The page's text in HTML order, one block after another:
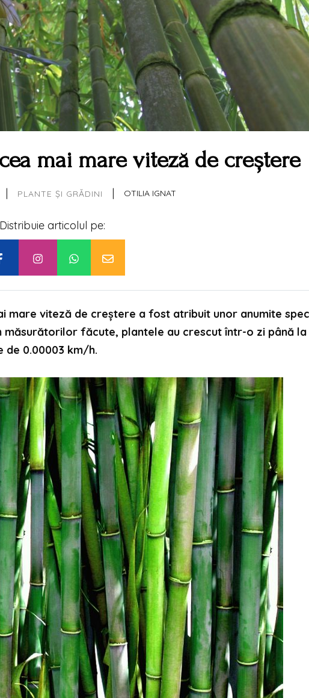
mai mare viteză de creștere
| PLANTE ȘI GRĂDINI | OTILIA IGNAT
Distribuie articolul pe:
mare viteză de creștere a fost atribuit unor anumite
măsurătorilor făcute, plantele au crescut într-o zi până la
0.00003 km/h.